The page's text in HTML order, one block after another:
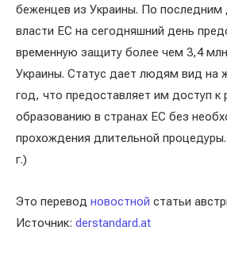
беженцев из Украины. По последним
власти ЕС на сегодняшний день
временную защиту более чем 3,4
Украины. Статус дает людям вид на
год, что предоставляет им доступ к
образованию в странах ЕС без
прохождения длительной
г.)
Это перевод новостной статьи
Источник: derstandard.at